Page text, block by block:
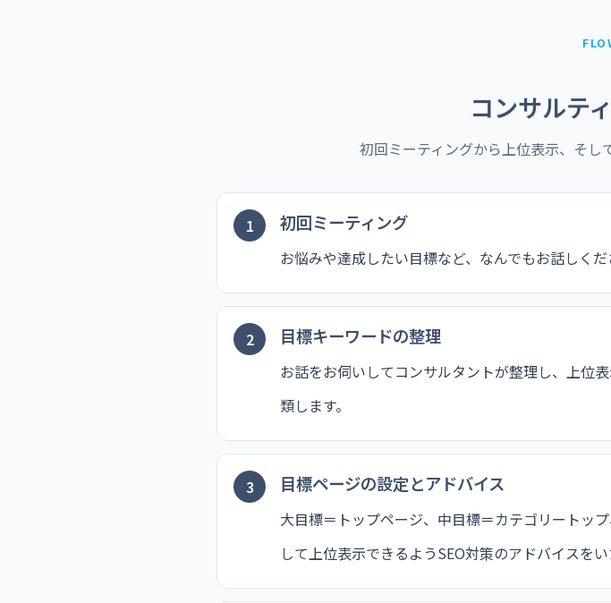
コンサルテ
初回ミーティングから上位表示、そし
初回ミーティング
お悩みや達成したい目標など、なんでもお話しくだ
目標キーワードの整理
お話をお伺いしてコンサルタントが整理し、上位
類します。
目標ページの設定とアドバイス
大目標＝トップページ、中目標＝カテゴリートッ
して上位表示できるようSEO対策のアドバイスをい